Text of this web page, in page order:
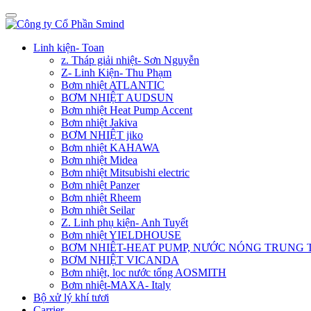
Linh kiện- Toan
z. Tháp giải nhiệt- Sơn Nguyễn
Z- Linh Kiện- Thu Phạm
Bơm nhiệt ATLANTIC
BƠM NHIỆT AUDSUN
Bơm nhiệt Heat Pump Accent
Bơm nhiệt Jakiva
BƠM NHIỆT jiko
Bơm nhiệt KAHAWA
Bơm nhiệt Midea
Bơm nhiệt Mitsubishi electric
Bơm nhiệt Panzer
Bơm nhiệt Rheem
Bơm nhiêt Seilar
Z. Linh phụ kiện- Anh Tuyết
Bơm nhiệt YIELDHOUSE
BƠM NHIÊT-HEAT PUMP, NƯỚC NÓNG TRUNG
BƠM NHIỆT VICANDA
Bơm nhiệt, lọc nước tổng AOSMITH
Bơm nhiệt-MAXA- Italy
Bộ xử lý khí tươi